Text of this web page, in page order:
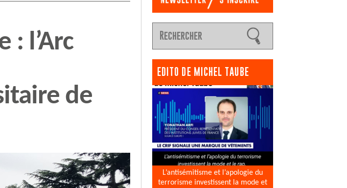
: l’Arc
de
EDITO DE MICHEL TAUBE
L’antisémitisme et l’apologie du
terrorisme investissent la mode et